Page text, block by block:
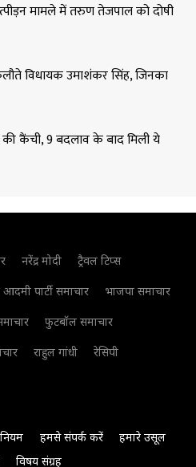
मामले में तरुण तेजपाल को दोषी
विधायक उमाशंकर सिंह, जिनका
कैंची, 9 बदलाव के बाद मिली ये
नरेंद्र मोदी
ट्रैवल टिप्स
पार्टी समाचार
भाजपा समाचार
फुटबॉल समाचार
राहुल गांधी
रेसिपी
नियम हमसे संपर्क करें
हमारे उसूल
विषय संग्रह